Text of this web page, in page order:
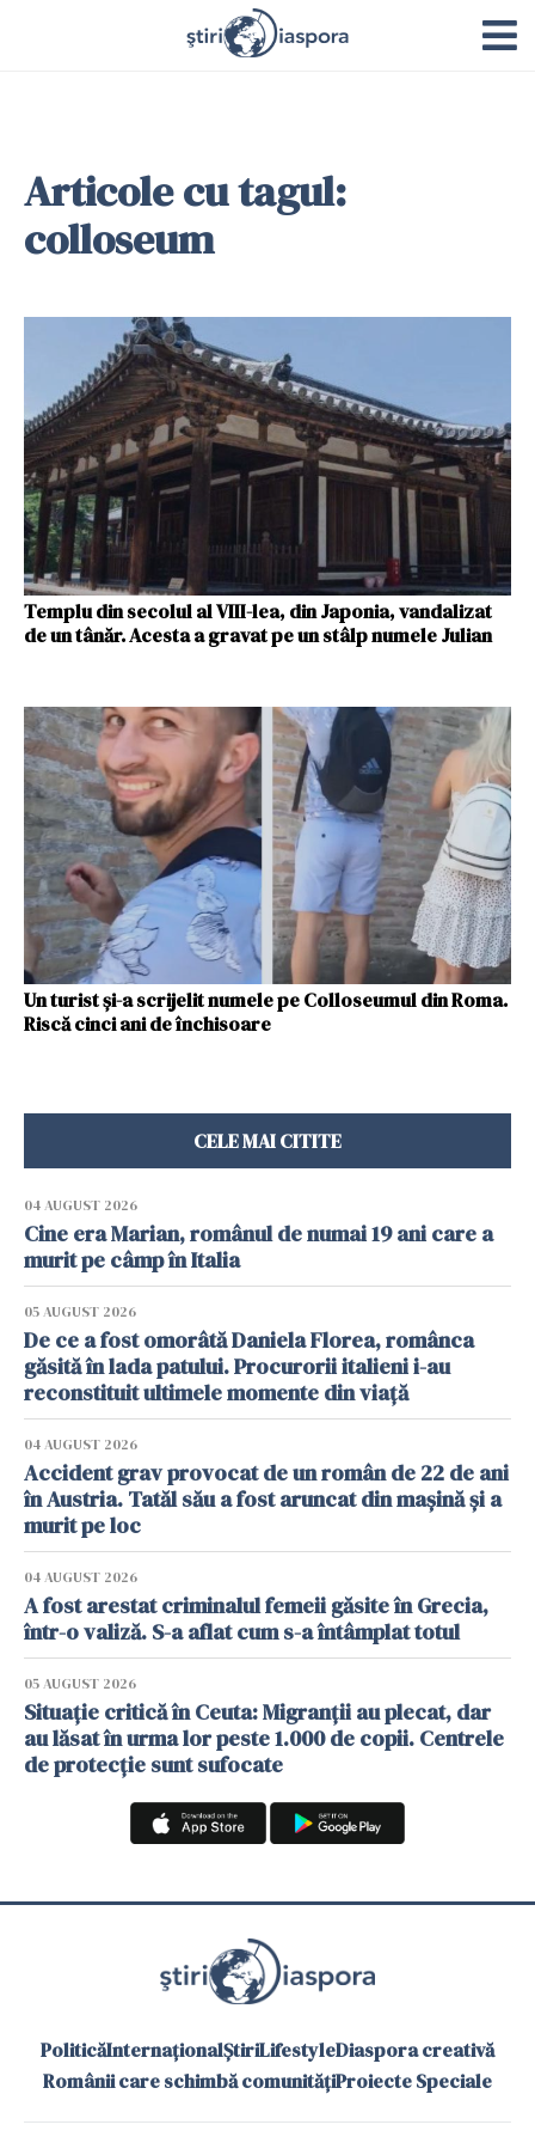
Articole cu tagul:
colloseum
Templu din secolul al VIII-lea, din Japonia, vandalizat
de un tânăr. Acesta a gravat pe un stâlp numele Julian
Un turist și-a scrijelit numele pe Colloseumul din Roma.
Riscă cinci ani de închisoare
CELE MAI CITITE
04 AUGUST 2026
Cine era Marian, românul de numai 19 ani care a
murit pe câmp în Italia
05 AUGUST 2026
De ce a fost omorâtă Daniela Florea, românca
găsită în lada patului. Procurorii italieni i-au
reconstituit ultimele momente din viață
04 AUGUST 2026
Accident grav provocat de un român de 22 de ani
în Austria. Tatăl său a fost aruncat din mașină și a
murit pe loc
04 AUGUST 2026
A fost arestat criminalul femeii găsite în Grecia,
într-o valiză. S-a aflat cum s-a întâmplat totul
05 AUGUST 2026
Situație critică în Ceuta: Migranții au plecat, dar
au lăsat în urma lor peste 1.000 de copii. Centrele
de protecție sunt sufocate
PoliticăInternaționalȘtiriLifestyleDiaspora creativă
Românii care schimbă comunitățiProiecte Speciale